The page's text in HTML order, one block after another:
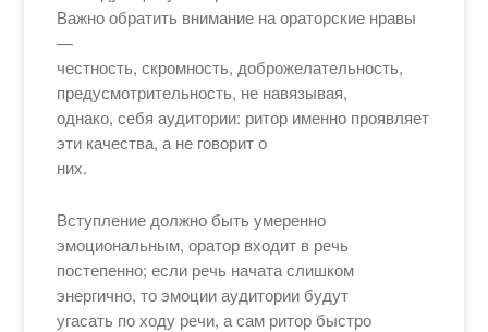
Важно обратить внимание на ораторские нравы
—
честность, скромность, доброжелательность,
предусмотрительность, не навязывая,
однако, себя аудитории: ритор именно проявляет
эти качества, а не говорит о
них.
Вступление должно быть умеренно
эмоциональным, оратор входит в речь
постепенно; если речь начата слишком
энергично, то эмоции аудитории будут
угасать по ходу речи, а сам ритор быстро